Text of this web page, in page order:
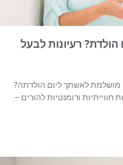
רעיונות לבעל
לאשתך ליום הולדתה?
חווייתיות ורומנטיות להורים –